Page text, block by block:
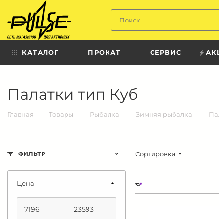
КАТАЛОГ ПРОКАТ СЕРВИС
Палатки тип Куб
пульс:
сеть
для
Главная Товары Рыбалка Зимняя рыбалка
Сортировка
ФИЛЬТР
Цена